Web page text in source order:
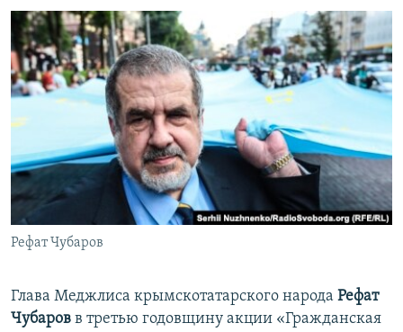
поискуИНФОГРАФИКА
ТЕЛЕПРОЕКТ КРЫМ.РЕАЛИИ
СОВЕТЫ ПРАВОЗАЩИТНИКОВ
ПРОПАВШИЕ БЕЗ ВЕСТИ
ПОБЕДИТЕЛЕЙ НЕ СУДЯТ?
КРЫМ.НЕПОКОРЕННЫЙ
УКРАИНСКАЯ ПРОБЛЕМА КРЫМА
КАК ОБОЙТИ БЛОКИРОВКУ
Українською
Qırımtatar
ПРИСОЕДИНЯЙТЕСЬ!
Рефат Чубаров
Глава Меджлиса крымскотатарского народа Рефат
Чубаров в третью годовщину акции «Гражданская